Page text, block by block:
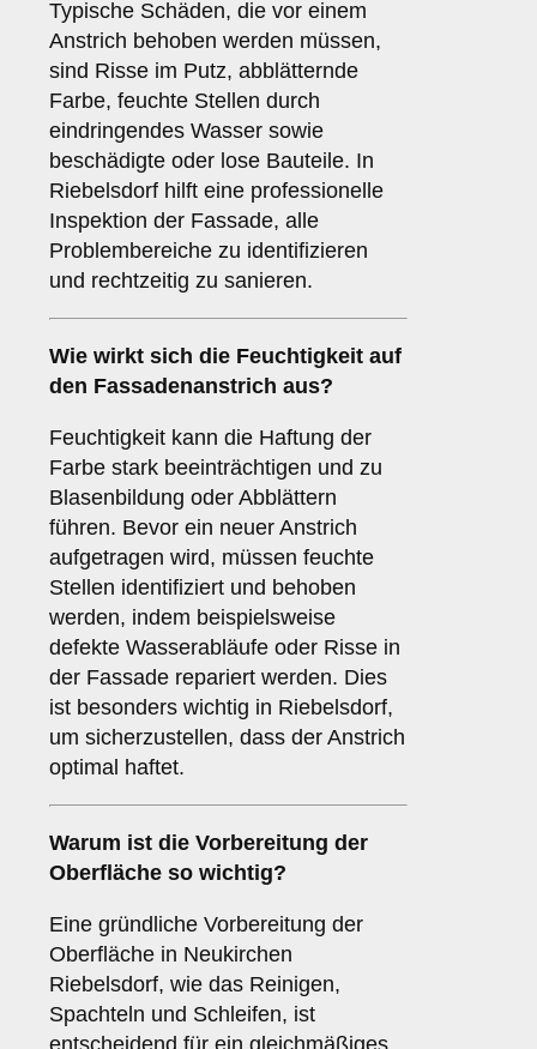
Typische Schäden, die vor einem
Anstrich behoben werden müssen,
sind Risse im Putz, abblätternde
Farbe, feuchte Stellen durch
eindringendes Wasser sowie
beschädigte oder lose Bauteile. In
Riebelsdorf hilft eine professionelle
Inspektion der Fassade, alle
Problembereiche zu identifizieren
und rechtzeitig zu sanieren.
Wie wirkt sich die Feuchtigkeit auf
den Fassadenanstrich aus?
Feuchtigkeit kann die Haftung der
Farbe stark beeinträchtigen und zu
Blasenbildung oder Abblättern
führen. Bevor ein neuer Anstrich
aufgetragen wird, müssen feuchte
Stellen identifiziert und behoben
werden, indem beispielsweise
defekte Wasserabläufe oder Risse in
der Fassade repariert werden. Dies
ist besonders wichtig in Riebelsdorf,
um sicherzustellen, dass der Anstrich
optimal haftet.
Warum ist die Vorbereitung der
Oberfläche so wichtig?
Eine gründliche Vorbereitung der
Oberfläche in Neukirchen
Riebelsdorf, wie das Reinigen,
Spachteln und Schleifen, ist